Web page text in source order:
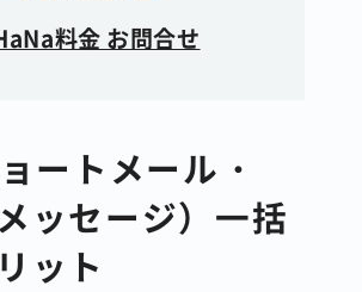
料金 お問合せ
ートメール・
ッセージ）一括
ット